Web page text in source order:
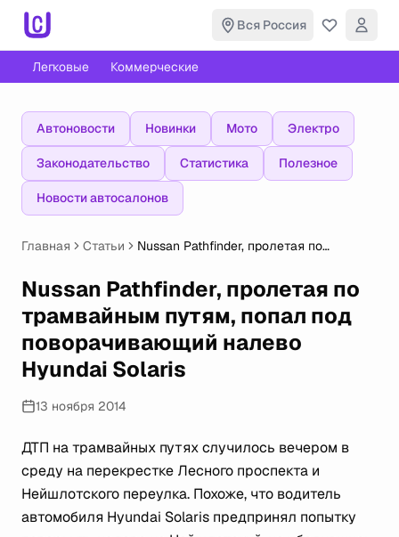
Вся Россия
Легковые Коммерческие
Автоновости Новинки Мото Электро
Законодательство Статистика Полезное
Новости автосалонов
Главная Статьи
Nussan Pathfinder, пролетая по
поворачивающий налево Hyundai
Solaris
Nussan Pathfinder, пролетая по
трамвайным путям, попал под
поворачивающий налево
Hyundai Solaris
13 ноября 2014
ДТП на трамвайных путях случилось вечером в
среду на перекрестке Лесного проспекта и
Нейшлотского переулка. Похоже, что водитель
автомобиля Hyundai Solaris предпринял попытку